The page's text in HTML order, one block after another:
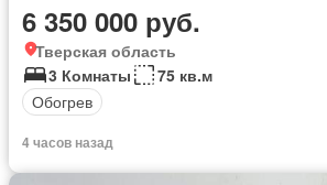
6 350 000 руб.
Тверская область
3 Комнаты
75 кв.м
Обогрев
4 часов назад